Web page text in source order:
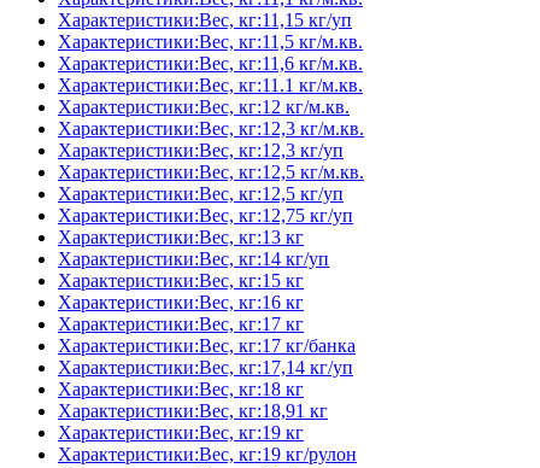
Характеристики:Вес, кг:11,15 кг/уп
Характеристики:Вес, кг:11,5 кг/м.кв.
Характеристики:Вес, кг:11,6 кг/м.кв.
Характеристики:Вес, кг:11.1 кг/м.кв.
Характеристики:Вес, кг:12 кг/м.кв.
Характеристики:Вес, кг:12,3 кг/м.кв.
Характеристики:Вес, кг:12,3 кг/уп
Характеристики:Вес, кг:12,5 кг/м.кв.
Характеристики:Вес, кг:12,5 кг/уп
Характеристики:Вес, кг:12,75 кг/уп
Характеристики:Вес, кг:13 кг
Характеристики:Вес, кг:14 кг/уп
Характеристики:Вес, кг:15 кг
Характеристики:Вес, кг:16 кг
Характеристики:Вес, кг:17 кг
Характеристики:Вес, кг:17 кг/банка
Характеристики:Вес, кг:17,14 кг/уп
Характеристики:Вес, кг:18 кг
Характеристики:Вес, кг:18,91 кг
Характеристики:Вес, кг:19 кг
Характеристики:Вес, кг:19 кг/рулон